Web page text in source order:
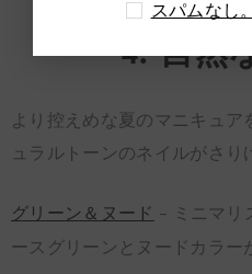
4. 自然
より控えめな夏のマニキュ
ュラルトーンのネイルがさり
グリーン＆ヌード – ミニマリ
ースグリーンとヌードカラー
スパムなし